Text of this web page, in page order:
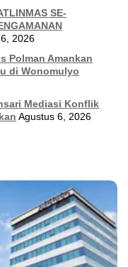
SE-
2026
Polman Amankan
di Wonomulyo
Mediasi Konflik
Agustus 6, 2026